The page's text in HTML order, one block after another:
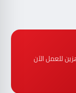
للعمل الآن